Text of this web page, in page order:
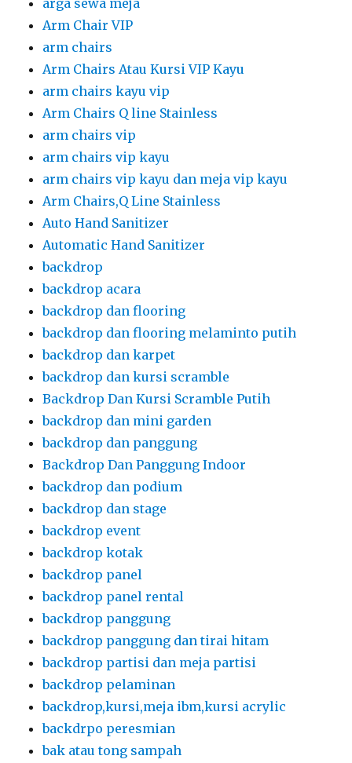
Arm Chair VIP
arm chairs
Arm Chairs Atau Kursi VIP Kayu
arm chairs kayu vip
Arm Chairs Q line Stainless
arm chairs vip
arm chairs vip kayu
arm chairs vip kayu dan meja vip kayu
Arm Chairs,Q Line Stainless
Auto Hand Sanitizer
Automatic Hand Sanitizer
backdrop
backdrop acara
backdrop dan flooring
backdrop dan flooring melaminto putih
backdrop dan karpet
backdrop dan kursi scramble
Backdrop Dan Kursi Scramble Putih
backdrop dan mini garden
backdrop dan panggung
Backdrop Dan Panggung Indoor
backdrop dan podium
backdrop dan stage
backdrop event
backdrop kotak
backdrop panel
backdrop panel rental
backdrop panggung
backdrop panggung dan tirai hitam
backdrop partisi dan meja partisi
backdrop pelaminan
backdrop,kursi,meja ibm,kursi acrylic
backdrpo peresmian
bak atau tong sampah